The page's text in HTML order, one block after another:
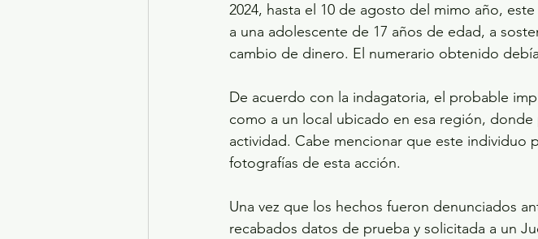
2024, hasta el 10 de agosto del mimo año,
a una adolescente de 17 años de edad, a
cambio de dinero. El numerario obtenido
De acuerdo con la indagatoria, el probable
como a un local ubicado en esa región,
actividad. Cabe mencionar que este individuo
fotografías de esta acción.
Una vez que los hechos fueron denunciados
recabados datos de prueba y solicitada a un